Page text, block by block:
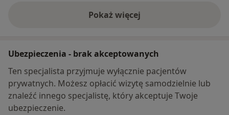
Pokaż więcej
o adresie
Ubezpieczenia - brak akceptowanych
Ten specjalista przyjmuje wyłącznie pacjentów
prywatnych. Możesz opłacić wizytę samodzielnie lub
znaleźć innego specjalistę, który akceptuje Twoje
ubezpieczenie.